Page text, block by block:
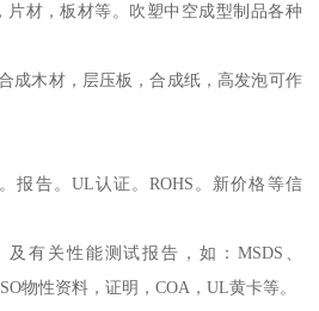
片材，板材等。吹塑中空成型制品各种
成木材，层压板，合成纸，高发泡可作
报告。 UL认证。ROHS 。新价格等信
有关性能测试报告，如： MSDS
物性资料，证明，COA ，UL黄卡等。